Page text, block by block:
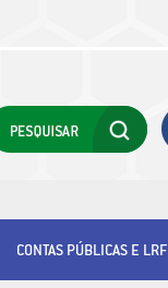
CONTAS PÚBLICAS E LRF